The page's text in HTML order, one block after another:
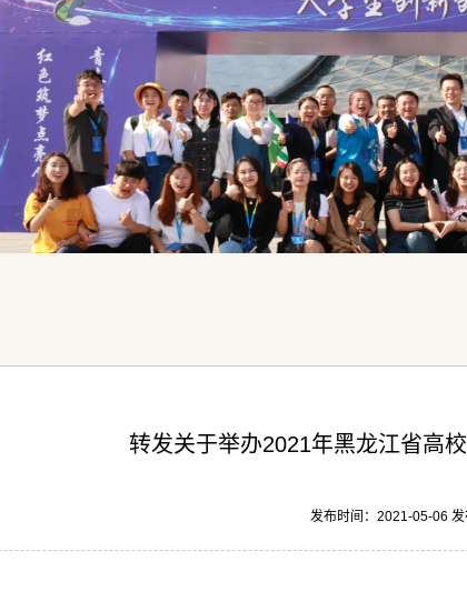
转发关于举办2021年黑龙江省高
发布时间：2021-05-06 发